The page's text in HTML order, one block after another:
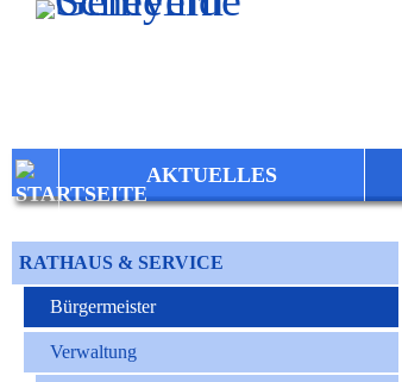
Zum Inhalt,zur Navigationoder
AKTUELLES
RATHAUS & SERVICE
Bürgermeister
Verwaltung